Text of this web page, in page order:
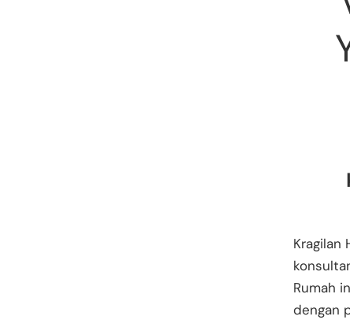
Kragilan
Rumah
dengan